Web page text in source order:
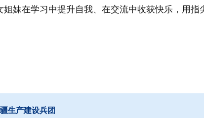
妹在学习中提升自我、在交流中收获快乐，用
生产建设兵团